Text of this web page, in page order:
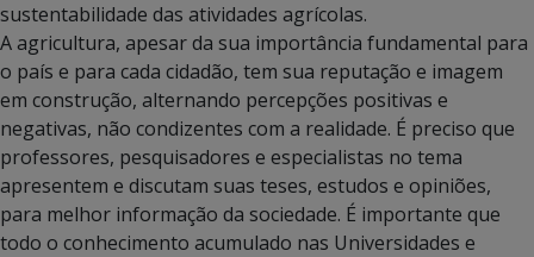
sustentabilidade das atividades agrícolas.
A agricultura, apesar da sua importância fundamental para
o país e para cada cidadão, tem sua reputação e imagem
em construção, alternando percepções positivas e
negativas, não condizentes com a realidade. É preciso que
professores, pesquisadores e especialistas no tema
apresentem e discutam suas teses, estudos e opiniões,
para melhor informação da sociedade. É importante que
todo o conhecimento acumulado nas Universidades e